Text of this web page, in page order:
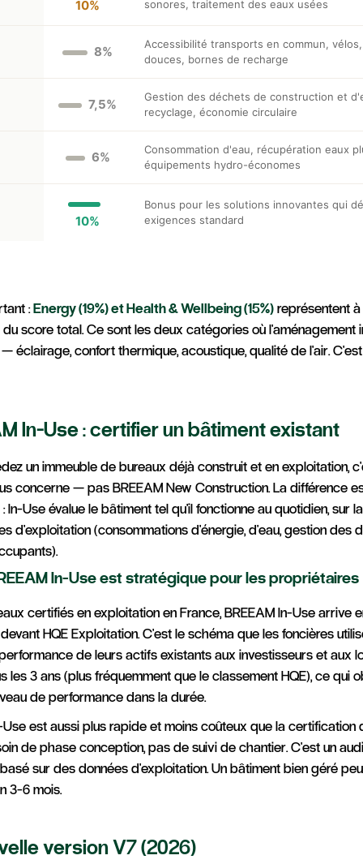
10% sonores, traitement des eaux usées
8%
Accessibilité transports en commun,
douces, bornes de recharge
7,5%
Gestion des déchets de construction et
recyclage, économie circulaire
6%
Consommation d'eau, récupération eaux
équipements hydro-économes
10%
Bonus pour les solutions innovantes qui
exigences standard
:Energy (19%) et Health & Wellbeing (15%)représentent
score total. Ce sont les deux catégories où l'aménagement
éclairage, confort thermique, acoustique, qualité de l'air.
In-Use : certifier un bâtiment existant
un immeuble de bureaux déjà construit et en exploitation,
concerne — pas BREEAM New Construction. La différence
In-Use évalue le bâtiment tel qu'il fonctionne au quotidien, sur
d'exploitation (consommations d'énergie, d'eau, gestion des
In-Use est stratégique pour les propriétaires
certifiés en exploitation en France, BREEAM In-Use arrive
HQE Exploitation. C'est le schéma que les foncières
de leurs actifs existants aux investisseurs et aux
les 3 ans (plus fréquemment que le classement HQE), ce qui
de performance dans la durée.
est aussi plus rapide et moins coûteux que la certification
de phase conception, pas de suivi de chantier. C'est un
sur des données d'exploitation. Un bâtiment bien géré
3-6 mois.
version V7 (2026)